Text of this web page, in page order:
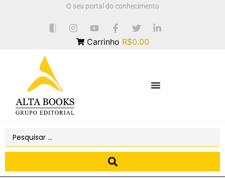
O seu portal do conhecimento
Carrinho R$0.00